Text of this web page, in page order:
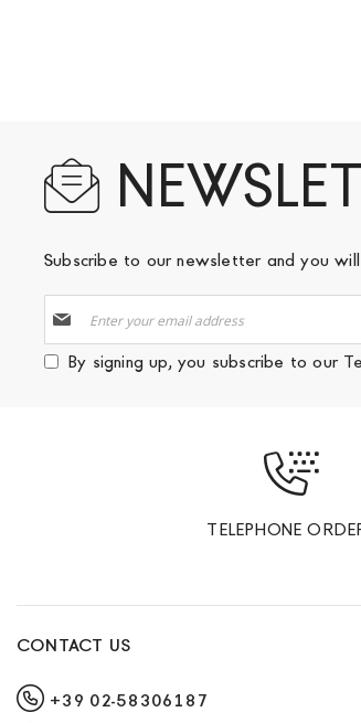
Subscribe to our newsletter and you
Up
for
Our
By signing up, you subscribe to our
TELEPHONE
CONTACT US
+39 02-58306187